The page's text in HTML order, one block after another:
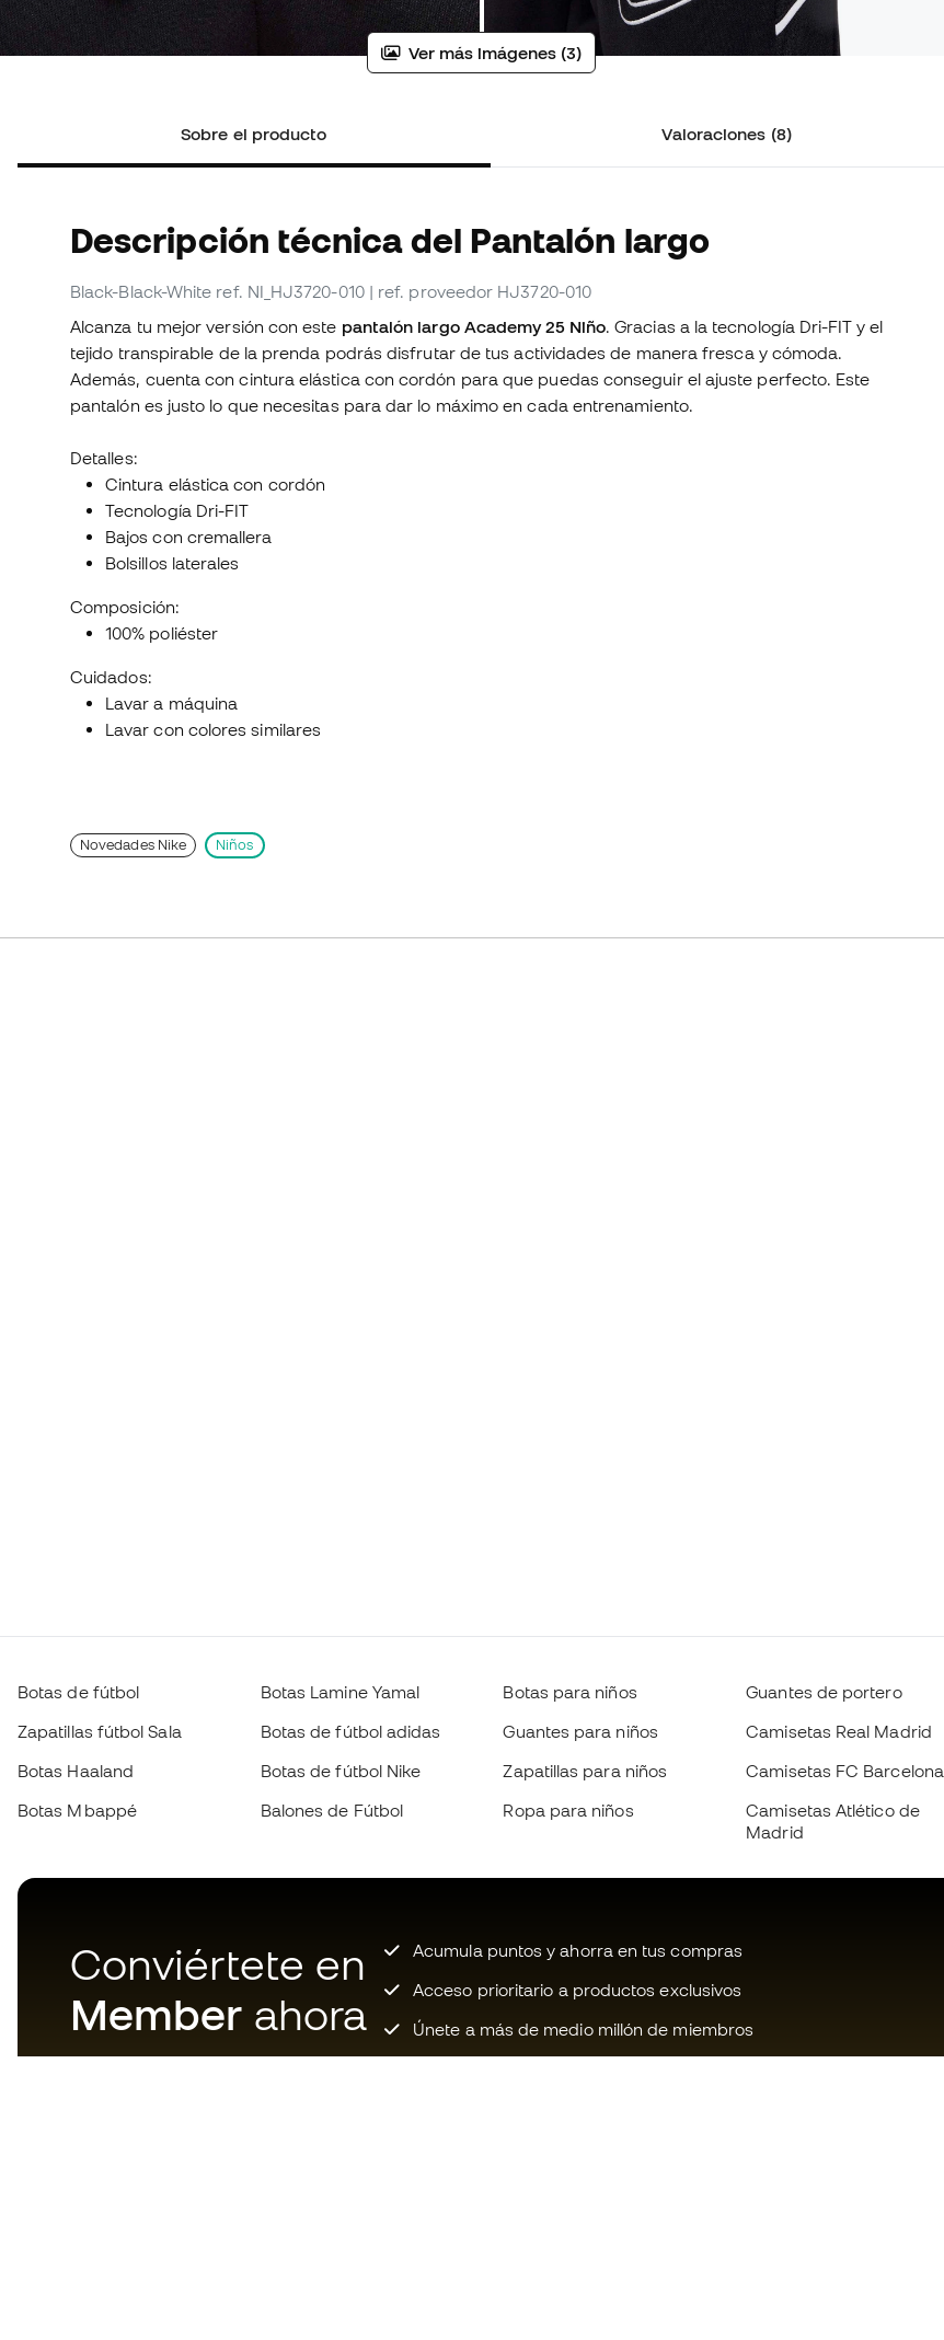
Ver más imágenes (3)
Sobre el producto Valoraciones (8)
Descripción técnica del Pantalón largo
Black-Black-White ref. NI_HJ3720-010 | ref. proveedor HJ3720-010
Alcanza tu mejor versión con este pantalón largo Academy 25 Niño. Gracias a la tecnología Dri-FIT y el
tejido transpirable de la prenda podrás disfrutar de tus actividades de manera fresca y cómoda.
Además, cuenta con cintura elástica con cordón para que puedas conseguir el ajuste perfecto. Este
pantalón es justo lo que necesitas para dar lo máximo en cada entrenamiento.
Detalles:
Cintura elástica con cordón
Tecnología Dri-FIT
Bajos con cremallera
Bolsillos laterales
Composición:
100% poliéster
Cuidados:
Lavar a máquina
Lavar con colores similares
Novedades Nike Niños
Botas de fútbol
Zapatillas fútbol Sala
Botas Haaland
Botas Mbappé
Botas Lamine Yamal
Botas de fútbol adidas
Botas de fútbol Nike
Balones de Fútbol
Botas para niños
Guantes para niños
Zapatillas para niños
Ropa para niños
Guantes de portero
Camisetas Real Madrid
Camisetas FC Barcelona
Camisetas Atlético de
Madrid
Conviértete en
Member ahora
Acumula puntos y ahorra en tus compras
Acceso prioritario a productos exclusivos
Únete a más de medio millón de miembros